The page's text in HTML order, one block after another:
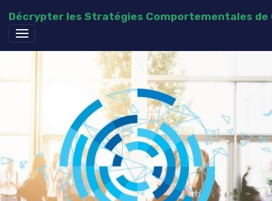
Décrypter les Stratégies Comportementales de